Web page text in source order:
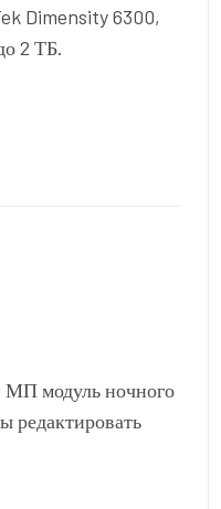
Dimensity 6300,
2 ТБ.
МП модуль ночного
редактировать